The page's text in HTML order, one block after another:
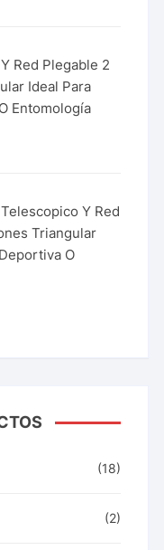
Red Plegable 2
Ideal Para
Entomología
Y Red
Triangular
O
(18)
(2)